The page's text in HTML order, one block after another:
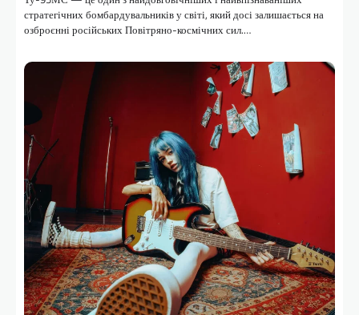
стратегічних бомбардувальників у світі, який досі залишається на
озброєнні російських Повітряно-космічних сил.…